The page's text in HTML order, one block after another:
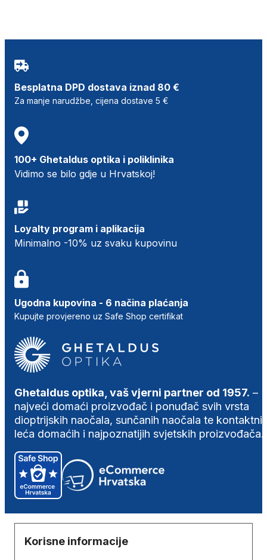
Besplatna DPD dostava iznad 80 €
Za manje narudžbe, cijena dostave 5 €
100+ Ghetaldus optika i poliklinika
Vidimo se bilo gdje u Hrvatskoj!
Loyalty program i aplikacija
Minimalno -10% uz svaku kupovinu
Ugodna kupovina - 6 načina plaćanja
Kupujte provjereno uz Safe Shop certifikat
Ghetaldus optika, vaš vjerni partner od 1957. –
najveći domaći proizvođač i ponuđač svih vrsta
dioptrijskih naočala, sunčanih naočala te
leća domaćih i najpoznatijih svjetskih proizvođača.
Korisne informacije